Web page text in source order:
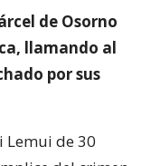
de Osorno
llamando al
por sus
Lemui de 30